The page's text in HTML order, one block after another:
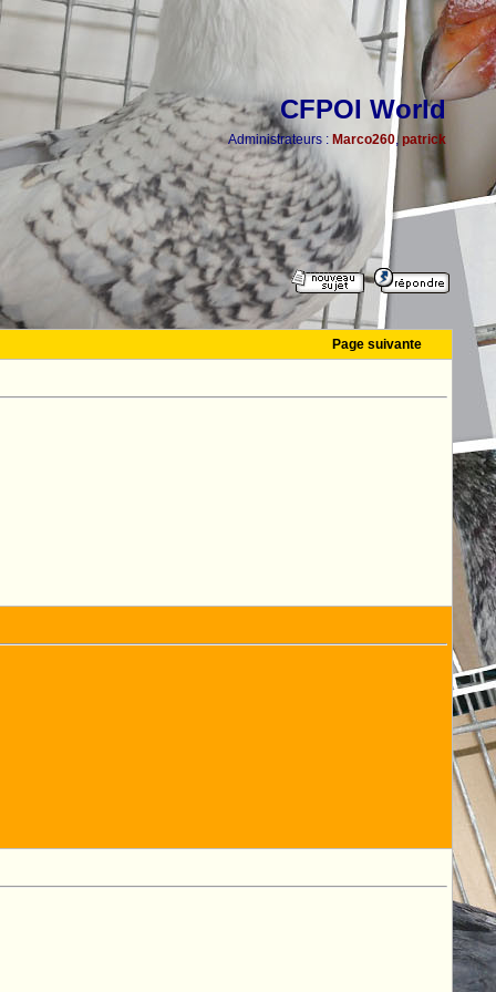
CFPOI World
Administrateurs : Marco260, patrick
Page suivante